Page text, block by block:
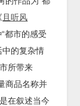
且听风
都市的感受
中的复杂情
所带来
商品名称并
在叙述当今